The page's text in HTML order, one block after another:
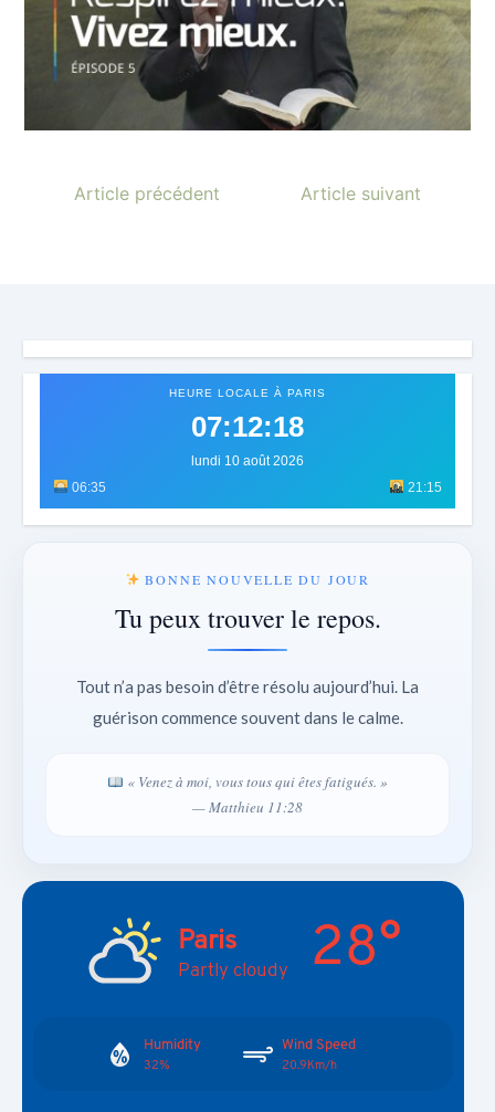
Article précédent Article suivant
HEURE LOCALE À PARIS
07:12:21
lundi 10 août 2026
06:35
21:15
BONNE NOUVELLE DU JOUR
Tu peux trouver le repos.
Tout n’a pas besoin d’être résolu aujourd’hui. La
guérison commence souvent dans le calme.
« Venez à moi, vous tous qui êtes fatigués. »
— Matthieu 11:28
Paris
Partly cloudy 28°
Humidity
32%
Wind Speed
20.9Km/h